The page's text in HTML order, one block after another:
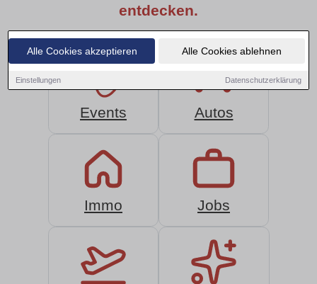
Alle Cookies akzeptieren Alle Cookies ablehnen
Einstellungen Datenschutzerklärung
entdecken.
Events Autos
Immo Jobs